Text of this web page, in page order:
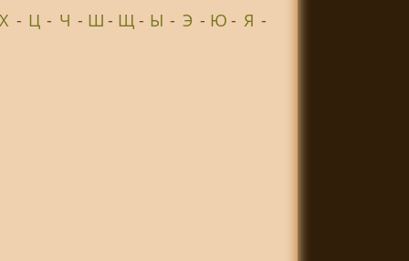
- Ц - Ч - Ш - Щ - Ы - Э - Ю- Я -